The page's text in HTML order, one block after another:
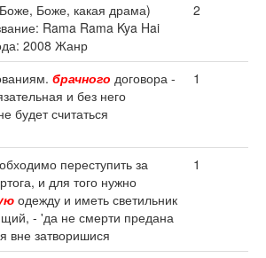
Боже, какая драма)
Rama Rama Kya Hai
2008 Жанр
2
брачного договора -
и без него
будет считаться
1
переступить за
и для того нужно
одежду и иметь светильник
- 'да не смерти предана
вне затворишися
1